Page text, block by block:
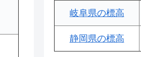
岐阜県の標高
静岡県の標高